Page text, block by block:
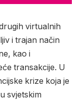
virtualnih
i trajan način
kao i
transakcije. U
krize koja je
svjetskim